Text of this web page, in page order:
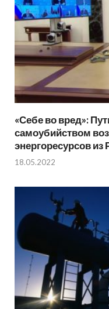
«Себе во вред»:
самоубийством
энергоресурсов из
18.05.2022